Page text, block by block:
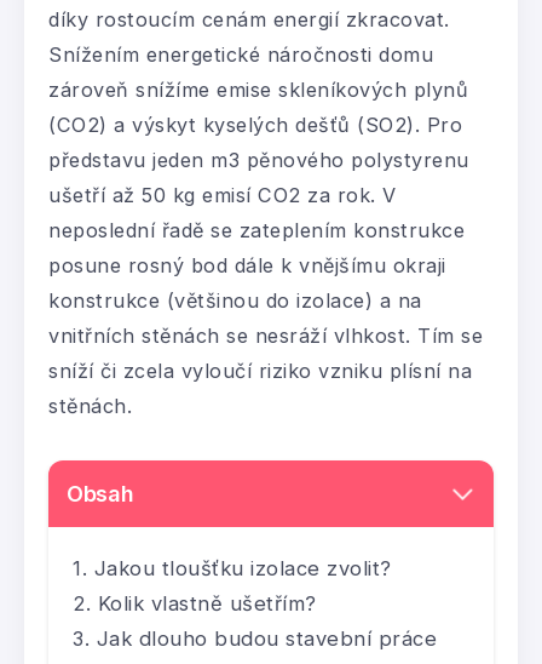
díky rostoucím cenám energií zkracovat.
Snížením energetické náročnosti domu
zároveň snížíme emise skleníkových plynů
(CO2) a výskyt kyselých dešťů (SO2). Pro
představu jeden m3 pěnového polystyrenu
ušetří až 50 kg emisí CO2 za rok. V
neposlední řadě se zateplením konstrukce
posune rosný bod dále k vnějšímu okraji
konstrukce (většinou do izolace) a na
vnitřních stěnách se nesráží vlhkost. Tím se
sníží či zcela vyloučí riziko vzniku plísní na
stěnách.
Obsah
Jakou tloušťku izolace zvolit?
Kolik vlastně ušetřím?
Jak dlouho budou stavební práce